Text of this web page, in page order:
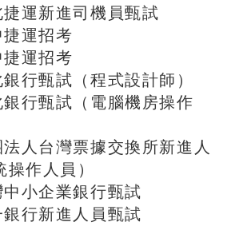
運新進司機員甄試
運招考
運招考
行甄試（程式設計師）
行甄試（電腦機房操作
人台灣票據交換所新進人
操作人員）
小企業銀行甄試
行新進人員甄試